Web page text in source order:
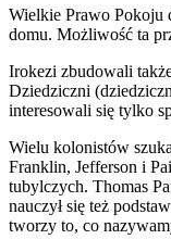
Wielkie Prawo Pokoju
domu. Możliwość ta
Irokezi zbudowali
Dziedziczni
interesowali się tylko
Wielu kolonistów
Franklin, Jefferson i
tubylczych. Thomas
nauczył się też
tworzy to, co